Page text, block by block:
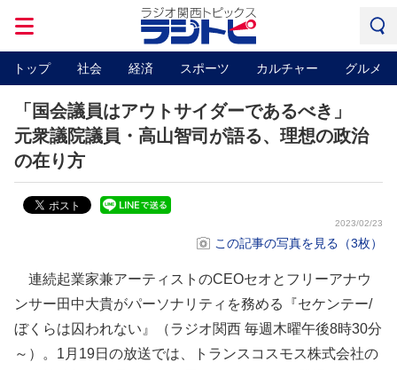
トップ 社会 経済 スポーツ カルチャー グルメ
「国会議員はアウトサイダーであるべき」
元衆議院議員・高山智司が語る、理想の政治
の在り方
2023/02/23
この記事の写真を見る（3枚）
連続起業家兼アーティストのCEOセオとフリーアナウ
ンサー田中大貴がパーソナリティを務める『セケンテー/
ぼくらは囚われない』（ラジオ関西 毎週木曜午後8時30分
～）。1月19日の放送では、トランスコスモス株式会社の